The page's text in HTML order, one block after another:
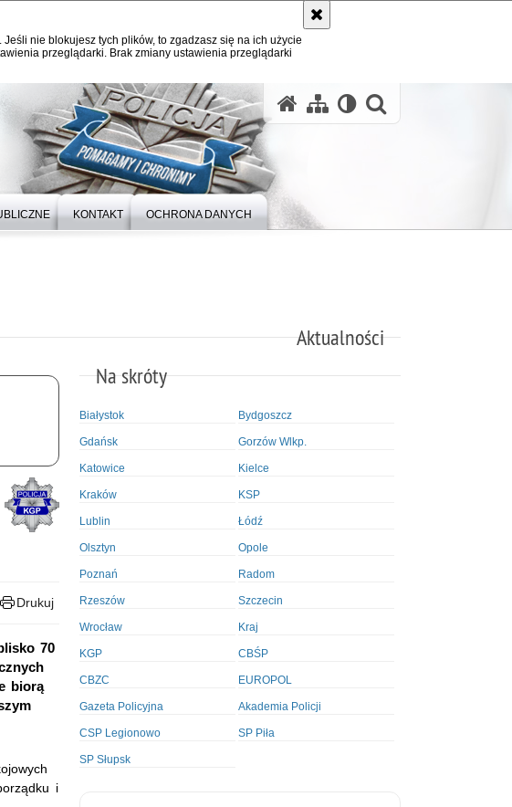
nie blokujesz tych plików, to zgadzasz się na ich użycie
przeglądarki. Brak zmiany ustawienia przeglądarki
KONTAKT OCHRONA DANYCH
Aktualności
Drukuj
70
biorą
i
Na skróty
Białystok Bydgoszcz
Gdańsk Gorzów Wlkp.
Katowice Kielce
Kraków KSP
Lublin Łódź
Olsztyn Opole
Poznań Radom
Rzeszów Szczecin
Wrocław Kraj
KGP CBŚP
CBZC EUROPOL
Gazeta Policyjna Akademia Policji
CSP Legionowo SP Piła
SP Słupsk